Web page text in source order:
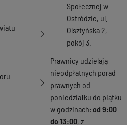
Społecznej w
Ostródzie, ul.
Olsztyńska 2,
pokój 3.
Prawnicy udzielają
nieodpłatnych porad
prawnych od
poniedziałku do piątku
w godzinach: od 9:00
do 13:00, z